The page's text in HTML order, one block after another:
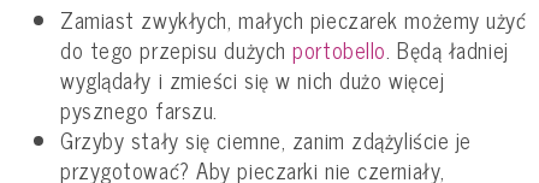
Zamiast zwykłych, małych pieczarek możemy użyć
do tego przepisu dużychportobello. Będą ładniej
wyglądały i zmieści się w nich dużo więcej
pysznego farszu.
Grzyby stały się ciemne, zanim zdążyliście je
przygotować? Aby pieczarki nie czerniały,